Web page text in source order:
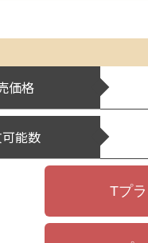
価格
能数